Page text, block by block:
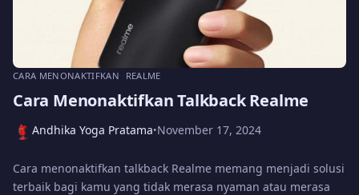
CARA MENONAKTIFKAN REALME
Cara Menonaktifkan Talkback Realme
Andhika Yoga Pratama•November 17, 2024
Cara menonaktifkan talkback Realme memang menjadi solusi
terbaik bagi kamu yang tidak merasa nyaman atau merasa